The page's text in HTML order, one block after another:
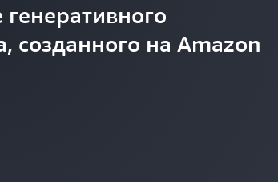
созданного на Amazon